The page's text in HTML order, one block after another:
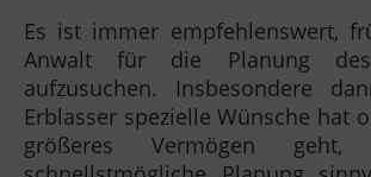
Es ist immer empfehlenswert,
Anwalt für die Planung des
aufzusuchen. Insbesondere
Erblasser spezielle Wünsche hat
größeres Vermögen